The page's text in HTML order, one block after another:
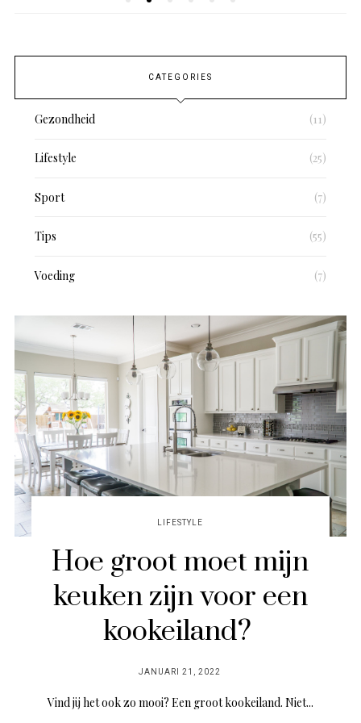
CATEGORIES
Gezondheid (11)
Lifestyle (25)
Sport (7)
Tips (55)
Voeding (7)
LIFESTYLE
Hoe groot moet mijn
keuken zijn voor een
kookeiland?
POSTED
JANUARI 21, 2022
Vind jij het ook zo mooi? Een groot kookeiland. Niet...